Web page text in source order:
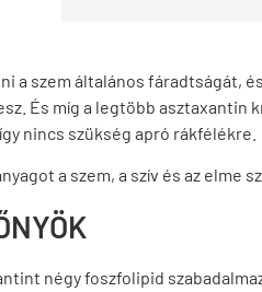
a szem általános fáradtságát,
És míg a legtöbb asztaxantin
nincs szükség apró rákfélékre.
a szem, a szív és az elme
négy foszfolipid